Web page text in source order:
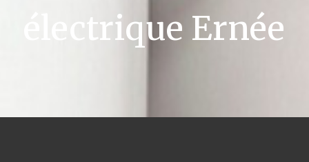
électrique Ernée